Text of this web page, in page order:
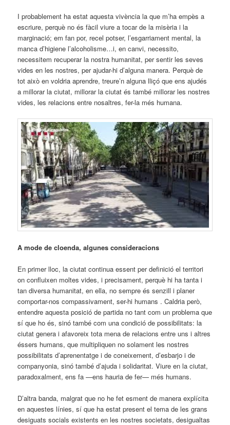
I probablement ha estat aquesta vivència la que m’ha empès a
escriure, perquè no és fàcil viure a tocar de la misèria i la
marginació; em fan por, recel potser, l’esgarriament mental, la
manca d’higiene l’alcoholisme…i, en canvi, necessito,
necessitem recuperar la nostra humanitat, per sentir les seves
vides en les nostres, per ajudar-hi d’alguna manera. Perquè de
tot això en voldria aprendre, treure’n alguna lliçó que ens ajudés
a millorar la ciutat, millorar la ciutat és també millorar les nostres
vides, les relacions entre nosaltres, fer-la més humana.
A mode de cloenda, algunes consideracions
En primer lloc, la ciutat continua essent per definició el territori
on confluixen moltes vides, i precisament, perquè hi ha tanta i
tan diversa humanitat, en ella, no sempre és senzill i planer
comportar-nos compassivament, ser-hi humans . Caldria però,
entendre aquesta posició de partida no tant com un problema que
sí que ho és, sinó també com una condició de possibilitats: la
ciutat genera i afavoreix tota mena de relacions entre uns i altres
éssers humans, que multipliquen no solament les nostres
possibilitats d’aprenentatge i de coneixement, d’esbarjo i de
companyonia, sinó també d’ajuda i solidaritat. Viure en la ciutat,
paradoxalment, ens fa —ens hauria de fer— més humans.
D’altra banda, malgrat que no he fet esment de manera explícita
en aquestes línies, sí que ha estat present el tema de les grans
desiguats socials existents en les nostres societats, desigualtas